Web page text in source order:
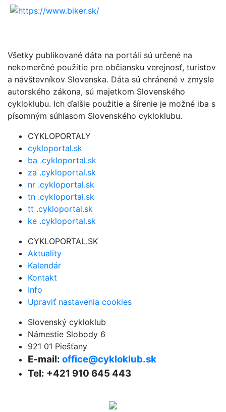
Všetky publikované dáta na portáli sú určené na
nekomerčné použitie pre občiansku verejnosť, turistov
a návštevníkov Slovenska. Dáta sú chránené v zmysle
autorského zákona, sú majetkom Slovenského
cykloklubu. Ich ďalšie použitie a šírenie je možné iba s
písomným súhlasom Slovenského cykloklubu.
CYKLOPORTALY
cykloportal.sk
ba .cykloportal.sk
za .cykloportal.sk
nr .cykloportal.sk
tn .cykloportal.sk
tt .cykloportal.sk
ke .cykloportal.sk
CYKLOPORTAL.SK
Aktuality
Kalendár
Kontakt
Info
Upraviť nastavenia cookies
Slovenský cykloklub
Námestie Slobody 6
921 01 Piešťany
E-mail: office@cykloklub.sk
Tel: +421 910 645 443